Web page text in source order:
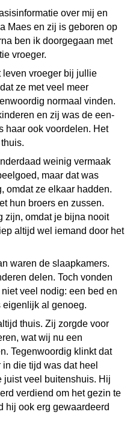
over mij en
Maes en zij is geboren op
ben ik doorgegaan met
vroeger.
leven vroeger bij jullie
ze met veel meer
normaal vinden.
en zij was de een-
haar ook voordelen. Het
weinig vermaak
maar dat was
omdat ze elkaar hadden.
hun broers en zussen.
zijn, omdat je bijna nooit
altijd wel iemand door het
waren de slaapkamers.
delen. Toch vonden
veel nodig: een bed en
al genoeg.
thuis. Zij zorgde voor
wat wij nu een
Tegenwoordig klinkt dat
die tijd was dat heel
juist veel buitenshuis. Hij
verdiend om het gezin te
hij ook erg gewaardeerd